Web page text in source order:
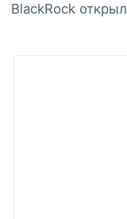
BlackRock